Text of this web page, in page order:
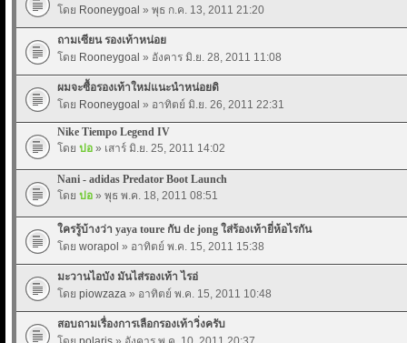
โดย Rooneygoal » พุธ ก.ค. 13, 2011 21:20
ถามเซียน รองเท้าหน่อย
โดย Rooneygoal » อังคาร มิ.ย. 28, 2011 11:08
ผมจะซื้อรองเท้าใหม่แนะนำหน่อยดิ
โดย Rooneygoal » อาทิตย์ มิ.ย. 26, 2011 22:31
Nike Tiempo Legend IV
โดย ปอ » เสาร์ มิ.ย. 25, 2011 14:02
Nani - adidas Predator Boot Launch
โดย ปอ » พุธ พ.ค. 18, 2011 08:51
ใครรู้บ้างว่า yaya toure กับ de jong ใส่ร้องเท้ายี่ห้อไรกัน
โดย worapol » อาทิตย์ พ.ค. 15, 2011 15:38
มะวานไอบัง มันไส่รองเท้า ไรอ่
โดย piowzaza » อาทิตย์ พ.ค. 15, 2011 10:48
สอบถามเรื่องการเลือกรองเท้าวิ่งครับ